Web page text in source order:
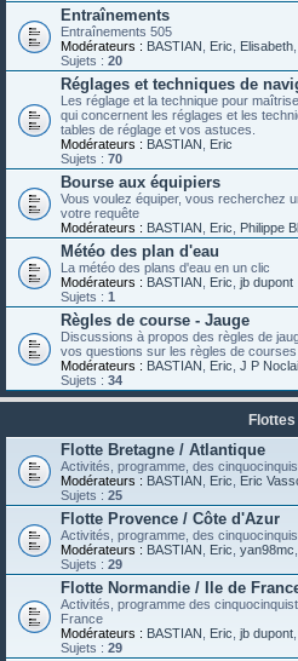
Entraînements
Entraînements 505
Modérateurs : BASTIAN Eric Elisabeth
Sujets : 20
Réglages et techniques de
Les réglage et la technique pour
qui concernent les réglages et les
tables de réglage et vos astuces.
Modérateurs : BASTIAN
Eric
Sujets : 70
Bourse aux équipiers
Vous voulez équiper, vous recherchez
votre requête
Modérateurs : BASTIAN Eric Philippe
Météo des plan d'eau
La météo des plans d'eau en un clic
Modérateurs : BASTIAN Eric jb dupont
Sujets : 1
Règles de course - Jauge
Discussions à propos des règles de
vos questions sur les règles de
Modérateurs : BASTIAN Eric J P
Sujets : 34
Flottes
Flotte Bretagne / Atlantique
Activités, programme, des
Modérateurs : BASTIAN Eric Eric
Sujets : 25
Flotte Provence / Côte d'Azur
Activités, programme, des
Modérateurs : BASTIAN Eric yan98mc
Sujets : 29
Flotte Normandie / Ile de
Activités, programme des
France
Modérateurs : BASTIAN Eric jb dupont
Sujets : 29